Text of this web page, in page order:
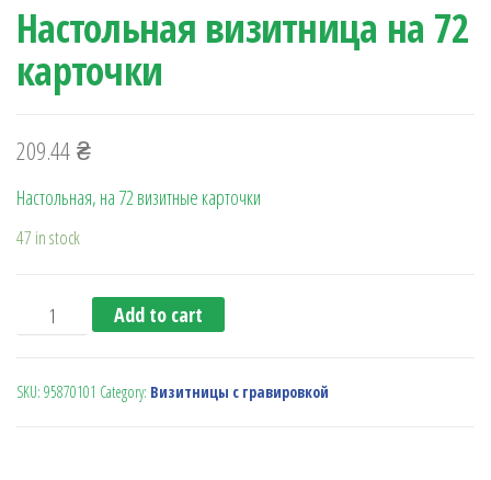
Настольная визитница на 72
карточки
209.44₴
Настольная, на 72 визитные карточки
47 in stock
Настольная визитница на 72 карточки quantity
Add to cart
SKU: 95870101 Category: Визитницы с гравировкой